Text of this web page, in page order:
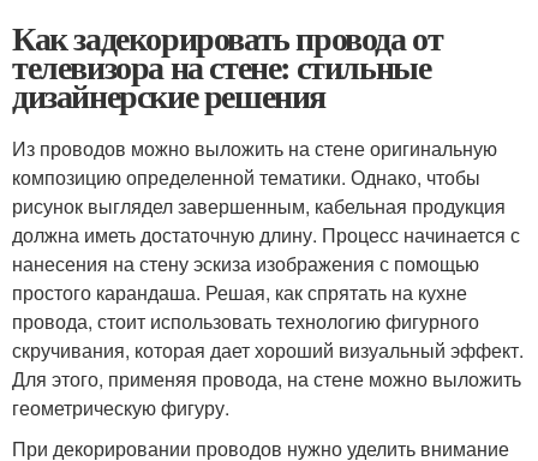
Как задекорировать провода от
телевизора на стене: стильные
дизайнерские решения
Из проводов можно выложить на стене оригинальную
композицию определенной тематики. Однако, чтобы
рисунок выглядел завершенным, кабельная продукция
должна иметь достаточную длину. Процесс начинается с
нанесения на стену эскиза изображения с помощью
простого карандаша. Решая, как спрятать на кухне
провода, стоит использовать технологию фигурного
скручивания, которая дает хороший визуальный эффект.
Для этого, применяя провода, на стене можно выложить
геометрическую фигуру.
При декорировании проводов нужно уделить внимание